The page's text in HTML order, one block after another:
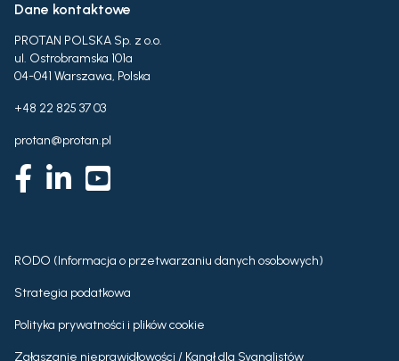
Dane kontaktowe
PROTAN POLSKA Sp. z o.o.
ul. Ostrobramska 101a
04-041 Warszawa, Polska
+48 22 825 37 03
protan@protan.pl
RODO (Informacja o przetwarzaniu danych osobowych)
Strategia podatkowa
Polityka prywatności i plików cookie
Zgłaszanie nieprawidłowości / Kanał dla Sygnalistów